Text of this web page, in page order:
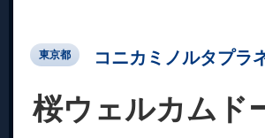
東京都 コニカミノルタプラ
桜ウェルカムド